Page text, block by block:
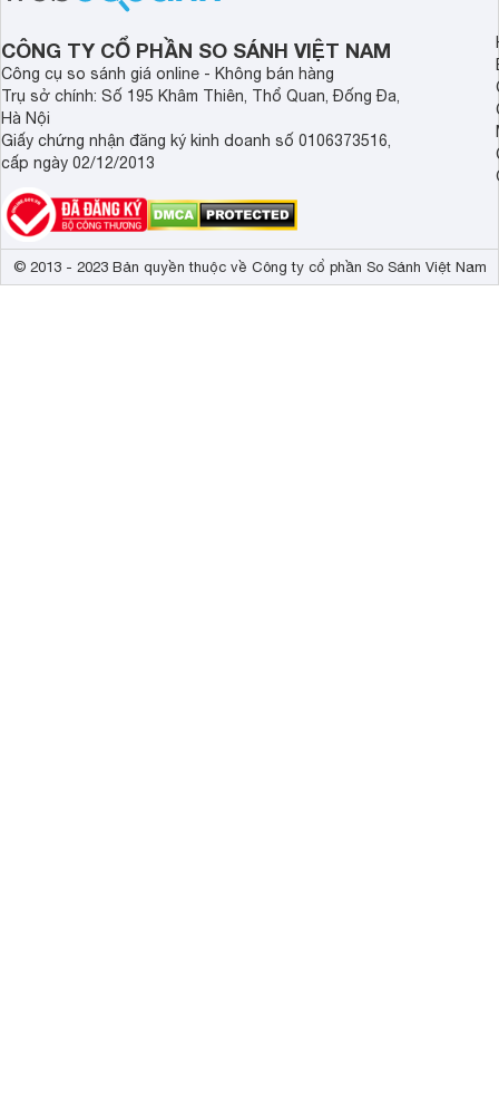
CÔNG TY CỔ PHẦN SO SÁNH VIỆT NAM
Công cụ so sánh giá online - Không bán hàng
Trụ sở chính: Số 195 Khâm Thiên, Thổ Quan, Đống Đa,
Hà Nội
Giấy chứng nhận đăng ký kinh doanh số 0106373516,
cấp ngày 02/12/2013
© 2013 - 2023 Bản quyền thuộc về Công ty cổ phần So Sánh Việt Nam